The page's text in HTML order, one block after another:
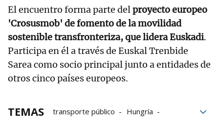
El encuentro forma parte delproyecto europeo
'Crosusmob' de fomento de la movilidad
sostenible transfronteriza, que lidera Euskadi.
Participa en él a través de Euskal Trenbide
Sarea como socio principal junto a entidades de
otros cinco países europeos.
TEMAS transporte público
Hungría